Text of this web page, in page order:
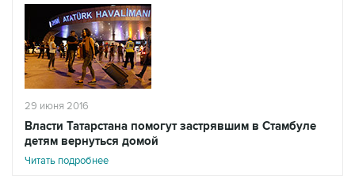
29 июня 2016
Власти Татарстана помогут застрявшим в Стамбуле
детям вернуться домой
Читать подробнее